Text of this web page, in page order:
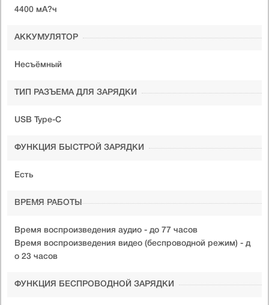
4400 мА?ч
АККУМУЛЯТОР
Несъёмный
ТИП РАЗЪЕМА ДЛЯ ЗАРЯДКИ
USB Type-C
ФУНКЦИЯ БЫСТРОЙ ЗАРЯДКИ
Есть
ВРЕМЯ РАБОТЫ
Время воспроизведения аудио - до 77 часов
Время воспроизведения видео (беспроводной режим) - д
о 23 часов
ФУНКЦИЯ БЕСПРОВОДНОЙ ЗАРЯДКИ